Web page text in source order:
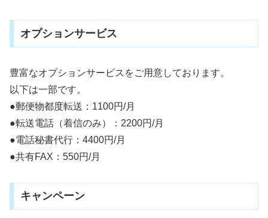
オプションサービス
豊富なオプションサービスをご用意しております。
以下は一部です。
●郵便物都度転送：1100円/月
●転送電話（着信のみ）：2200円/月
●電話秘書代行：4400円/月
●共有FAX：550円/月
キャンペーン